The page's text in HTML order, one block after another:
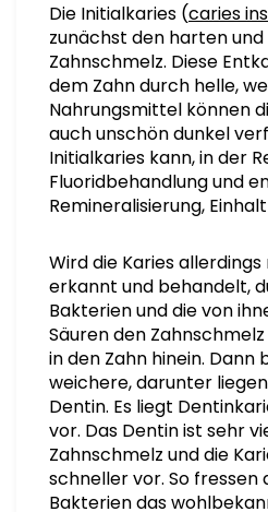
Die Initialkaries (caries
zunächst den harten
Zahnschmelz. Diese
dem Zahn durch helle,
Nahrungsmittel können
auch unschön dunkel
Initialkaries kann, in der
Fluoridbehandlung und
Remineralisierung,
Wird die Karies
erkannt und behandelt,
Bakterien und die von
Säuren den
in den Zahn hinein. Dann
weichere, darunter
Dentin. Es liegt
vor. Das Dentin ist sehr
Zahnschmelz und die
schneller vor. So fressen
Bakterien das